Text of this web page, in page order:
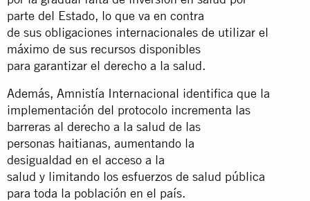
parte del Estado, lo que va en contra
de sus obligaciones internacionales de utilizar el
máximo de sus recursos disponibles
para garantizar el derecho a la salud.
Además, Amnistía Internacional identifica que la
implementación del protocolo incrementa las
barreras al derecho a la salud de las
personas haitianas, aumentando la
desigualdad en el acceso a la
salud y limitando los esfuerzos de salud pública
para toda la población en el país.